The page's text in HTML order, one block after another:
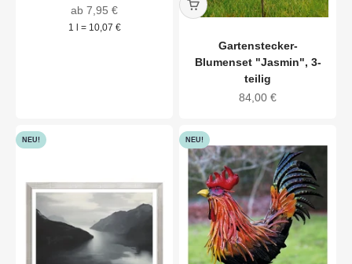
Angebot
ab 7,95 €
1 l = 10,07 €
Gartenstecker-
Blumenset "Jasmin", 3-
teilig
Angebot
84,00 €
NEU! NEU!